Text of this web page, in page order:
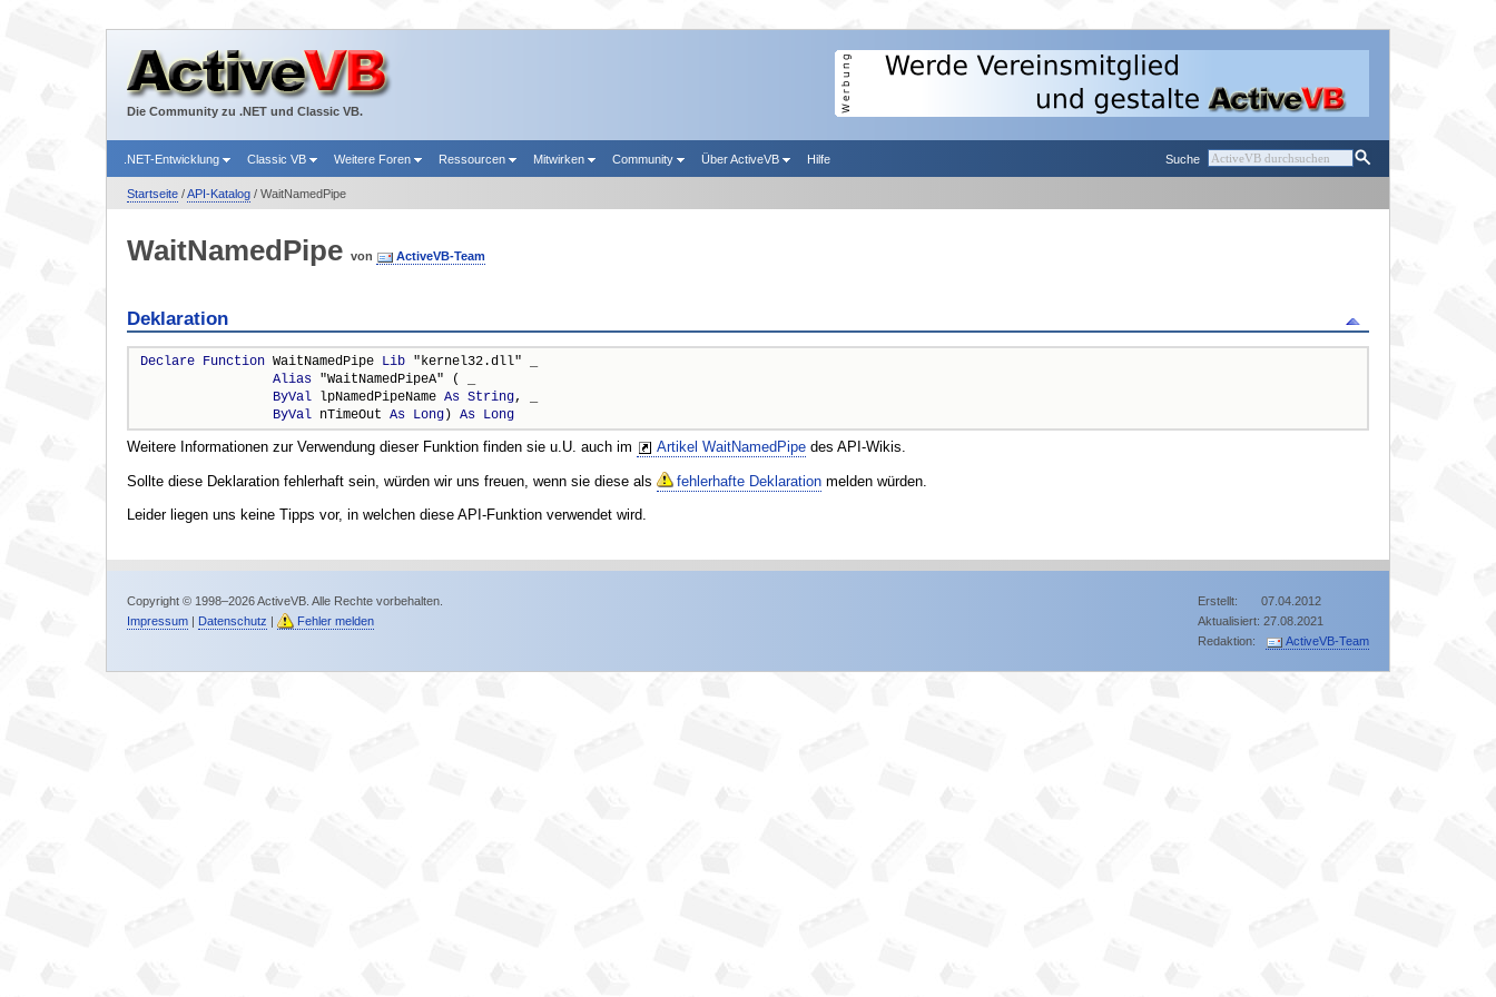
Die Community zu .NET und Classic VB.
Suche
.NET-Entwicklung Classic VB Weitere Foren Ressourcen Mitwirken Community Über ActiveVB Hilfe
Startseite/API-Katalog/ WaitNamedPipe
WaitNamedPipe von ActiveVB-Team
Deklaration
Declare Function WaitNamedPipe Lib "kernel32.dll" _
Alias "WaitNamedPipeA" ( _
ByVal lpNamedPipeName As String, _
ByVal nTimeOut As Long) As Long
Weitere Informationen zur Verwendung dieser Funktion finden sie u.U. auch im Artikel WaitNamedPipedes API-Wikis.
Sollte diese Deklaration fehlerhaft sein, würden wir uns freuen, wenn sie diese als fehlerhafte Deklarationmelden würden.
Leider liegen uns keine Tipps vor, in welchen diese API-Funktion verwendet wird.
Erstellt: 07.04.2012
Aktualisiert: 27.08.2021
Redaktion:
ActiveVB-Team
Copyright © 1998–2026 ActiveVB. Alle Rechte vorbehalten.
Impressum| Datenschutz Fehler melden